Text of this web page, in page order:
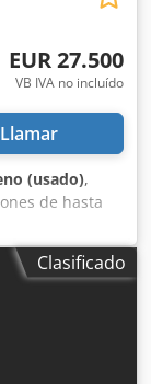
EUR 27.500
VB IVA no incluído
Llamar
(usado),
de hasta
de longitud.
1,20
Dksdeh Ty
y dibujos
Clasificado